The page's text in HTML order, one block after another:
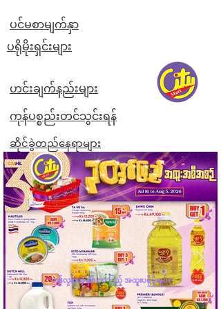
ပင်မစာမျက်နှာ
ဆိုင်ခွဲတည်နေရာများ
ကုန်ပစ္စည်းတင်သွင်းရန်
ဟင်းချက်နည်းများ
​ပရိုမိုးရှင်းများ
"တန်လွန်းတဲ့ နှစ် ၃၀ ပြည့် အထူးပရိုမိုးရှင်း"